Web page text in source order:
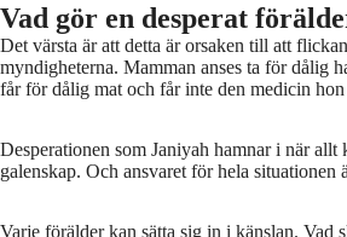
Vad gör en desperat
Det värsta är att detta är orsaken till att
myndigheterna. Mamman anses ta för dålig
får för dålig mat och får inte den medicin hon
Desperationen som Janiyah hamnar i när allt
galenskap. Och ansvaret för hela situationen
Varje förälder kan sätta sig in i känslan. Vad